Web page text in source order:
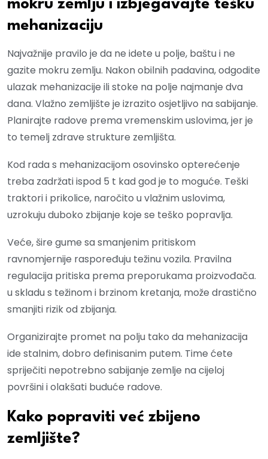
mokru zemlju i izbjegavajte tešku
mehanizaciju
Najvažnije pravilo je da ne idete u polje, baštu i ne
gazite mokru zemlju. Nakon obilnih padavina, odgodite
ulazak mehanizacije ili stoke na polje najmanje dva
dana. Vlažno zemljište je izrazito osjetljivo na sabijanje.
Planirajte radove prema vremenskim uslovima, jer je
to temelj zdrave strukture zemljišta.
Kod rada s mehanizacijom osovinsko opterećenje
treba zadržati ispod 5 t kad god je to moguće. Teški
traktori i prikolice, naročito u vlažnim uslovima,
uzrokuju duboko zbijanje koje se teško popravlja.
Veće, šire gume sa smanjenim pritiskom
ravnomjernije raspoređuju težinu vozila. Pravilna
regulacija pritiska prema preporukama proizvođača.
u skladu s težinom i brzinom kretanja, može drastično
smanjiti rizik od zbijanja.
Organizirajte promet na polju tako da mehanizacija
ide stalnim, dobro definisanim putem. Time ćete
spriječiti nepotrebno sabijanje zemlje na cijeloj
površini i olakšati buduće radove.
Kako popraviti već zbijeno
zemljište?